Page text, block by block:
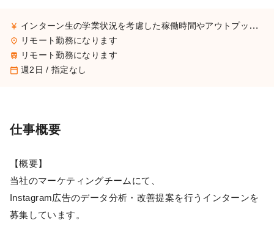
currency_yen インターン生の学業状況を考慮した稼働時間やアウトプットに応じて採用時に給与を決定致します。面談時に詳細はお伝えしますのでご安心ください。 ※稼働時間に対して支給する場合、最低賃金を下回ることはございませんのでご安心ください。 例） ① 営業日単価2,000円 ② 月50,000円 など
place リモート勤務になります
train リモート勤務になります
calendar_today 週2日 / 指定なし
仕事概要
【概要】
当社のマーケティングチームにて、
Instagram広告のデータ分析・改善提案を行うインターンを
募集しています。